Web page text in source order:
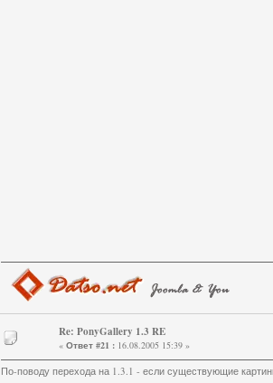
Re: PonyGallery 1.3 RE
« Ответ #21 : 16.08.2005 15:39 »
По-поводу перехода на 1.3.1 - если существующие